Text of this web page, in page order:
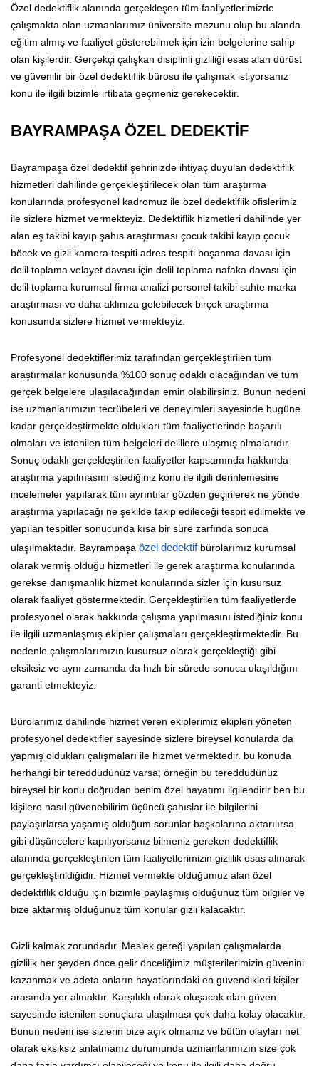
Özel dedektiflik alanında gerçekleşen tüm faaliyetlerimizde
çalışmakta olan uzmanlarımız üniversite mezunu olup bu alanda
eğitim almış ve faaliyet gösterebilmek için izin belgelerine sahip
olan kişilerdir. Gerçekçi çalışkan disiplinli gizliliği esas alan dürüst
ve güvenilir bir özel dedektiflik bürosu ile çalışmak istiyorsanız
konu ile ilgili bizimle irtibata geçmeniz gerekecektir.
BAYRAMPAŞA ÖZEL DEDEKTİF
Bayrampaşa özel dedektif şehrinizde ihtiyaç duyulan dedektiflik
hizmetleri dahilinde gerçekleştirilecek olan tüm araştırma
konularında profesyonel kadromuz ile özel dedektiflik ofislerimiz
ile sizlere hizmet vermekteyiz. Dedektiflik hizmetleri dahilinde yer
alan eş takibi kayıp şahıs araştırması çocuk takibi kayıp çocuk
böcek ve gizli kamera tespiti adres tespiti boşanma davası için
delil toplama velayet davası için delil toplama nafaka davası için
delil toplama kurumsal firma analizi personel takibi sahte marka
araştırması ve daha aklınıza gelebilecek birçok araştırma
konusunda sizlere hizmet vermekteyiz.
Profesyonel dedektiflerimiz tarafından gerçekleştirilen tüm
araştırmalar konusunda %100 sonuç odaklı olacağından ve tüm
gerçek belgelere ulaşılacağından emin olabilirsiniz. Bunun nedeni
ise uzmanlarımızın tecrübeleri ve deneyimleri sayesinde bugüne
kadar gerçekleştirmekte oldukları tüm faaliyetlerinde başarılı
olmaları ve istenilen tüm belgeleri delillere ulaşmış olmalarıdır.
Sonuç odaklı gerçekleştirilen faaliyetler kapsamında hakkında
araştırma yapılmasını istediğiniz konu ile ilgili derinlemesine
incelemeler yapılarak tüm ayrıntılar gözden geçirilerek ne yönde
araştırma yapılacağı ne şekilde takip edileceği tespit edilmekte ve
yapılan tespitler sonucunda kısa bir süre zarfında sonuca
ulaşılmaktadır. Bayrampaşa özel dedektifbürolarımız kurumsal
olarak vermiş olduğu hizmetleri ile gerek araştırma konularında
gerekse danışmanlık hizmet konularında sizler için kusursuz
olarak faaliyet göstermektedir. Gerçekleştirilen tüm faaliyetlerde
profesyonel olarak hakkında çalışma yapılmasını istediğiniz konu
ile ilgili uzmanlaşmış ekipler çalışmaları gerçekleştirmektedir. Bu
nedenle çalışmalarımızın kusursuz olarak gerçekleştiği gibi
eksiksiz ve aynı zamanda da hızlı bir sürede sonuca ulaşıldığını
garanti etmekteyiz.
Bürolarımız dahilinde hizmet veren ekiplerimiz ekipleri yöneten
profesyonel dedektifler sayesinde sizlere bireysel konularda da
yapmış oldukları çalışmaları ile hizmet vermektedir. bu konuda
herhangi bir tereddüdünüz varsa; örneğin bu tereddüdünüz
bireysel bir konu doğrudan benim özel hayatımı ilgilendirir ben bu
kişilere nasıl güvenebilirim üçüncü şahıslar ile bilgilerini
paylaşırlarsa yaşamış olduğum sorunlar başkalarına aktarılırsa
gibi düşüncelere kapılıyorsanız bilmeniz gereken dedektiflik
alanında gerçekleştirilen tüm faaliyetlerimizin gizlilik esas alınarak
gerçekleştirildiğidir. Hizmet vermekte olduğumuz alan özel
dedektiflik olduğu için bizimle paylaşmış olduğunuz tüm bilgiler ve
bize aktarmış olduğunuz tüm konular gizli kalacaktır.
Gizli kalmak zorundadır. Meslek gereği yapılan çalışmalarda
gizlilik her şeyden önce gelir önceliğimiz müşterilerimizin güvenini
kazanmak ve adeta onların hayatlarındaki en güvendikleri kişiler
arasında yer almaktır. Karşılıklı olarak oluşacak olan güven
sayesinde istenilen sonuçlara ulaşılması çok daha kolay olacaktır.
Bunun nedeni ise sizlerin bize açık olmanız ve bütün olayları net
olarak eksiksiz anlatmanız durumunda uzmanlarımızın size çok